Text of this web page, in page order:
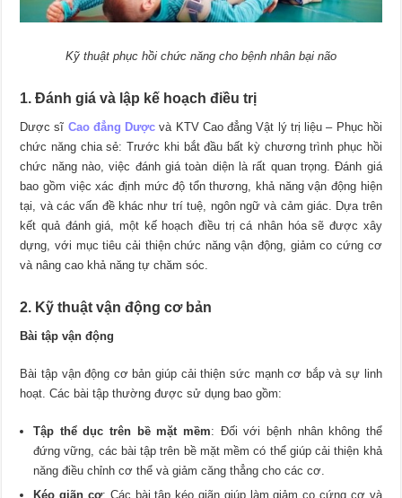
Kỹ thuật phục hồi chức năng cho bệnh nhân bại não
1. Đánh giá và lập kế hoạch điều trị
Dược sĩ Cao đẳng Dược và KTV Cao đẳng Vật lý trị liệu – Phục hồi
chức năng chia sẻ: Trước khi bắt đầu bất kỳ chương trình phục hồi
chức năng nào, việc đánh giá toàn diện là rất quan trọng. Đánh giá
bao gồm việc xác định mức độ tổn thương, khả năng vận động hiện
tại, và các vấn đề khác như trí tuệ, ngôn ngữ và cảm giác. Dựa trên
kết quả đánh giá, một kế hoạch điều trị cá nhân hóa sẽ được xây
dựng, với mục tiêu cải thiện chức năng vận động, giảm co cứng cơ
và nâng cao khả năng tự chăm sóc.
2. Kỹ thuật vận động cơ bản
Bài tập vận động
Bài tập vận động cơ bản giúp cải thiện sức mạnh cơ bắp và sự linh
hoạt. Các bài tập thường được sử dụng bao gồm:
Tập thể dục trên bề mặt mềm: Đối với bệnh nhân không thể
đứng vững, các bài tập trên bề mặt mềm có thể giúp cải thiện khả
năng điều chỉnh cơ thể và giảm căng thẳng cho các cơ.
Kéo giãn cơ: Các bài tập kéo giãn giúp làm giảm co cứng cơ và